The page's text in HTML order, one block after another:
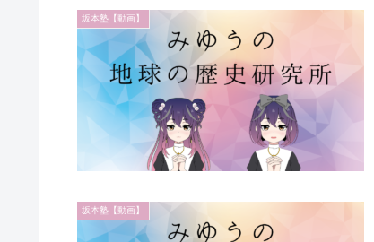
坂本塾【動画】
坂本塾【動画】